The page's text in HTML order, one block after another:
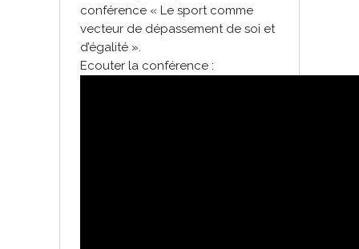
conférence « Le sport comme
vecteur de dépassement de soi et
d’égalité ».
Ecouter la conférence :